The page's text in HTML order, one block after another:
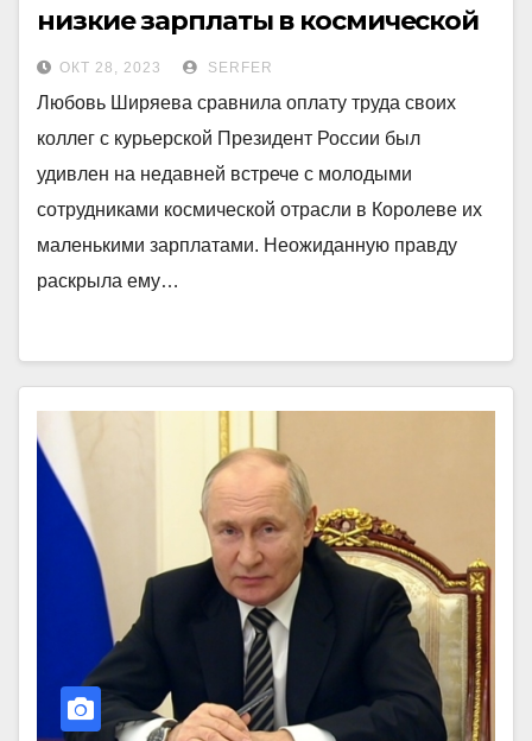
низкие зарплаты в космической
отрасли рассказала о себе
ОКТ 28, 2023 SERFER
Любовь Ширяева сравнила оплату труда своих
коллег с курьерской Президент России был
удивлен на недавней встрече с молодыми
сотрудниками космической отрасли в Королеве их
маленькими зарплатами. Неожиданную правду
раскрыла ему…